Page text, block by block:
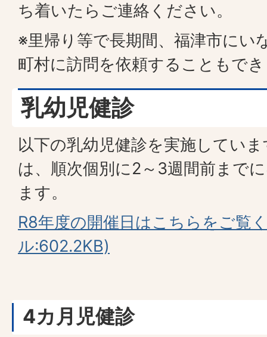
ち着いたらご連絡ください。
※里帰り等で長期間、福津市にい
町村に訪問を依頼することもで
乳幼児健診
以下の乳幼児健診を実施してい
は、順次個別に2～3週間前まで
ます。
R8年度の開催日はこちらをご覧
ル:602.2KB)
4カ月児健診